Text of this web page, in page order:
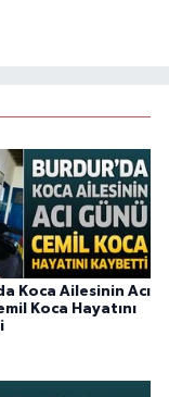
Koca Ailesinin Acı
Koca Hayatını